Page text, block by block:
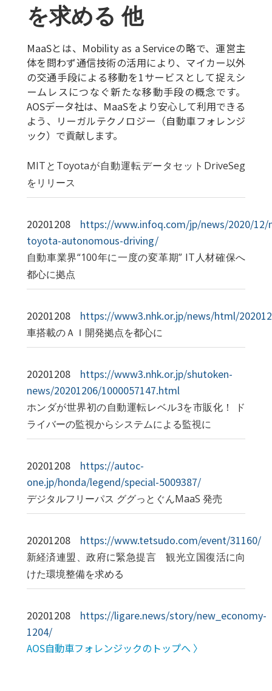
を求める 他
MaaSとは、Mobility as a Serviceの略で、運営主
体を問わず通信技術の活用により、マイカー以外
の交通手段による移動を1サービスとして捉えシ
ームレスにつなぐ新たな移動手段の概念です。
AOSデータ社は、MaaSをより安心して利用できる
よう、リーガルテクノロジー（自動車フォレンジ
ック）で貢献します。
MITとToyotaが自動運転データセットDriveSeg
をリリース
20201208
https://www.infoq.com/jp/news/2020/12/
toyota-autonomous-driving/
自動車業界“100年に一度の変革期” IT人材確保へ
都心に拠点
20201208 https://www3.nhk.or.jp/news/html/
車搭載のＡＩ開発拠点を都心に
20201208
https://www3.nhk.or.jp/shutoken-
news/20201206/1000057147.html
ホンダが世界初の自動運転レベル3を市販化！ ド
ライバーの監視からシステムによる監視に
20201208
https://autoc-
one.jp/honda/legend/special-5009387/
デジタルフリーパス ググっとぐんMaaS 発売
20201208 https://www.tetsudo.com/event/31160/
新経済連盟、政府に緊急提言 観光立国復活に向
けた環境整備を求める
20201208
https://ligare.news/story/new_economy-
1204/
AOS自動車フォレンジックのトップへ 〉